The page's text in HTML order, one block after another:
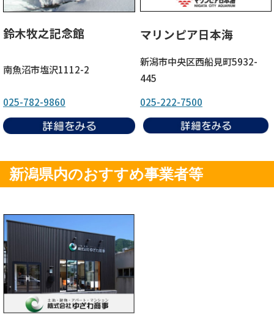
鈴木牧之記念館 マリンピア日本海
南魚沼市塩沢1112-2
新潟市中央区西船見町5932-
445
025-782-9860
025-222-7500
新潟県内のおすすめ事業者等